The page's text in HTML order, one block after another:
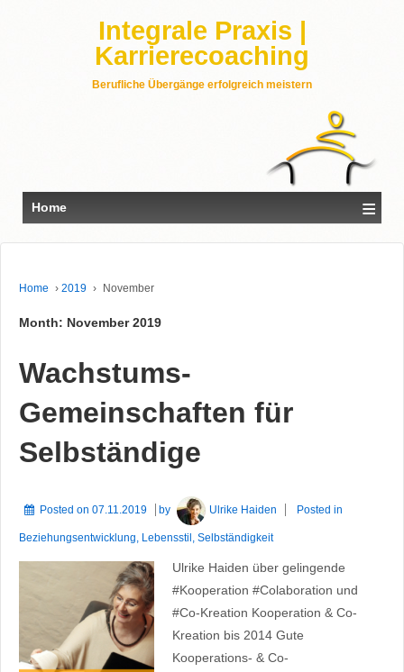
Integrale Praxis |
Karrierecoaching
Berufliche Übergänge erfolgreich meistern
Home ≡
Home › 2019 › November
Month: November 2019
Wachstums-
Gemeinschaften für
Selbständige
Posted on 07.11.2019 by Ulrike Haiden Posted in
Beziehungsentwicklung, Lebensstil , Selbständigkeit
Ulrike Haiden über gelingende
#Kooperation #Colaboration und
#Co-Kreation Kooperation & Co-
Kreation bis 2014 Gute
Kooperations- & Co-